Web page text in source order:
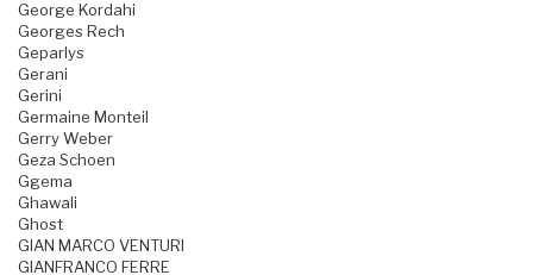
George Kordahi
Georges Rech
Geparlys
Gerani
Gerini
Germaine Monteil
Gerry Weber
Geza Schoen
Ggema
Ghawali
Ghost
GIAN MARCO VENTURI
GIANFRANCO FERRE